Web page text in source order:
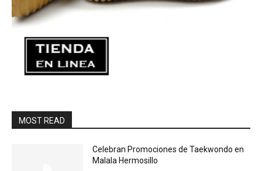
MOST READ
Celebran Promociones de Taekwondo en
Malala Hermosillo